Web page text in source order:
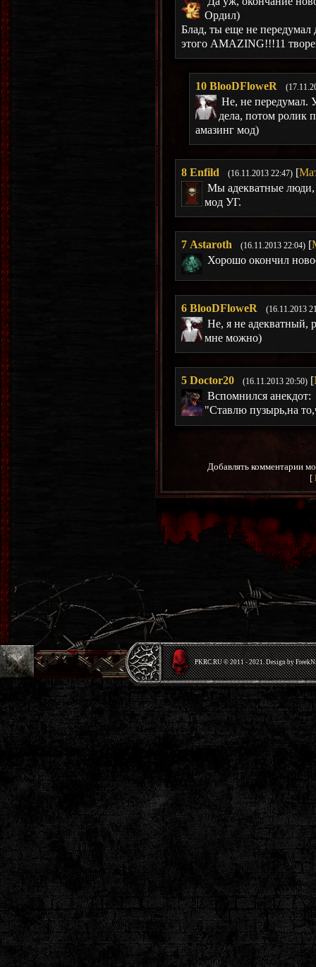
Ордил)
Блад, ты еще не
этого AMAZING!!!11
10 BlooDFloweR
Не, не передумал.
дела, потом ролик
амазинг мод)
8 Enfild (16.11.2013 22:47) [
Мы адекватные люди,
мод УГ.
7 Astaroth (16.11.2013 22:04) [
Хорошо окончил
6 BlooDFloweR (16.11.2013
Не, я не адекватный,
мне можно)
5 Doctor20 (16.11.2013 20:50) [
Вспомнился анекдот:
"Ставлю пузырь,на
Добавлять комментарии
[
PKRС.RU © 2011 - 2021. Design by